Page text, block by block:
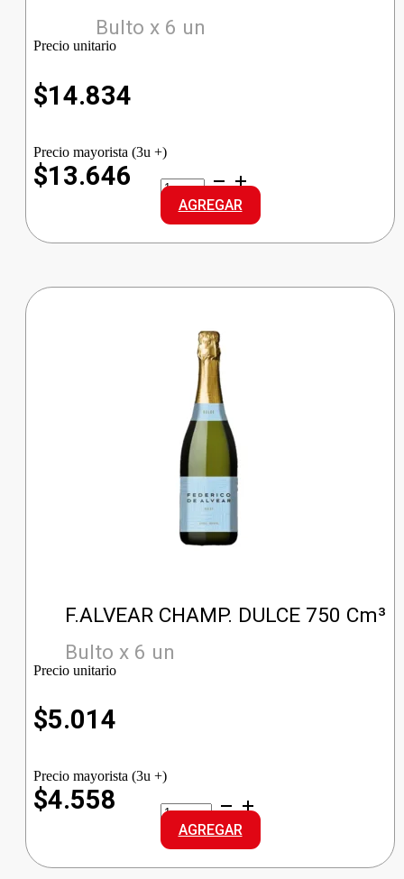
Bulto x 6 un
Precio unitario
$14.834
Precio mayorista (3u +)
$13.646
TIA
MARIA
CREAM
cantidad
AGREGAR
F.ALVEAR CHAMP. DULCE 750 Cm³
Bulto x 6 un
Precio unitario
$5.014
Precio mayorista (3u +)
$4.558
F.ALVEAR
CHAMP.
DULCE
cantidad
AGREGAR